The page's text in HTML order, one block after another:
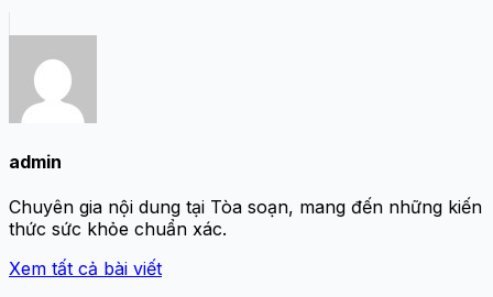
admin
Chuyên gia nội dung tại Tòa soạn, mang đến những kiến
thức sức khỏe chuẩn xác.
Xem tất cả bài viết